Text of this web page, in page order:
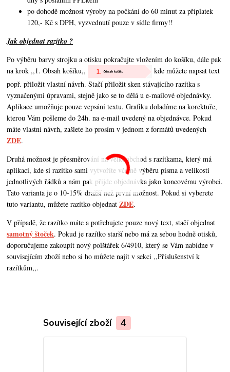
po dohodě možnost výroby na počkání do 60 minut za příplatek
120,- Kč s DPH, vyzvednutí pouze v sídle firmy!!
Jak objednat razítko ?
Po výběru barvy strojku a otisku pokračujte vložením do košíku, dále pak
na krok ,,1. Obsah košíku,,
kde můžete napsat text
popř. přiložit vlastní návrh. Stačí přiložit sken stávajícího razítka s
vyznačenými úpravami, stejně jako se to dělá u e-mailové objednávky.
Aplikace umožňuje pouze vepsání textu. Grafiku doladíme na korektuře,
kterou Vám pošleme do 24h. na e-mail uvedený na objednávce. Pokud
máte vlastní návrh,zašlete ho prosím v jednom z formátů uvedených
ZDE.
Druhá možnost je přesměrování na velkoobchod s razítkama, který má
aplikaci, kde si razítko sami vytvoříte včetně výběru písma a velikosti
jednotlivých řádků a nám pak přijde objednávka jako koncovému výrobci.
Tato varianta je o 10-15% dražší než první možnost. Pokud si vyberete
tuto variantu, můžete razítko objednatZDE.
V případě, že razítko máte a potřebujete pouze nový text, stačí objednat
samotný štoček. Pokud je razítko starší nebo má za sebou hodně otisků,
doporučujeme zakoupit nový polštářek 6/4910, který se Vám nabídne v
souvisejícím zboží nebo si ho můžete najít v sekci ,,Příslušenství k
razítkům,,.
Související zboží 4